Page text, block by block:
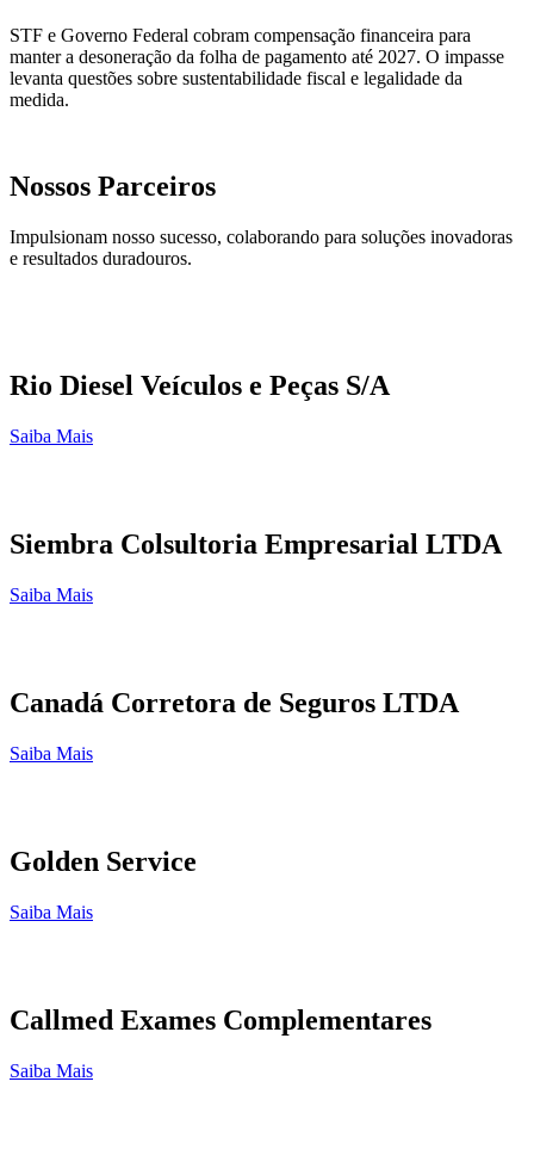
STF e Governo Federal cobram compensação financeira para
manter a desoneração da folha de pagamento até 2027. O impasse
levanta questões sobre sustentabilidade fiscal e legalidade da
medida.
Nossos Parceiros
Impulsionam nosso sucesso, colaborando para soluções inovadoras
e resultados duradouros.
Rio Diesel Veículos e Peças S/A
Saiba Mais
Siembra Colsultoria Empresarial LTDA
Saiba Mais
Canadá Corretora de Seguros LTDA
Saiba Mais
Golden Service
Saiba Mais
Callmed Exames Complementares
Saiba Mais